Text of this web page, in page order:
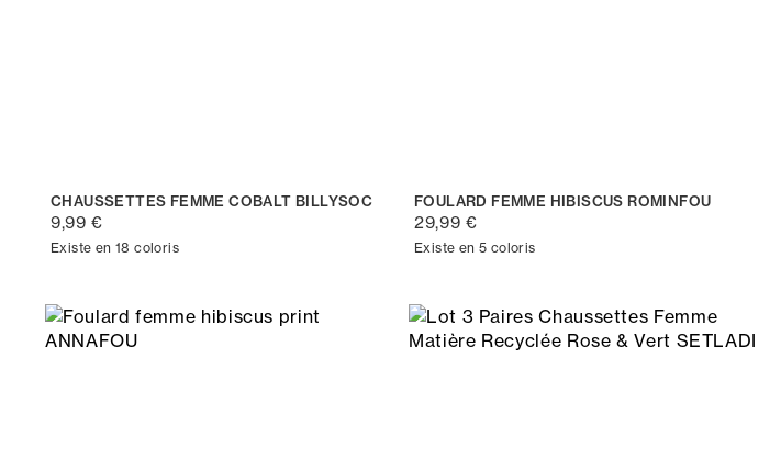
CHAUSSETTES FEMME COBALT BILLYSOC
9,99 €
Existe en 18 coloris
FOULARD FEMME HIBISCUS ROMINFOU
29,99 €
Existe en 5 coloris